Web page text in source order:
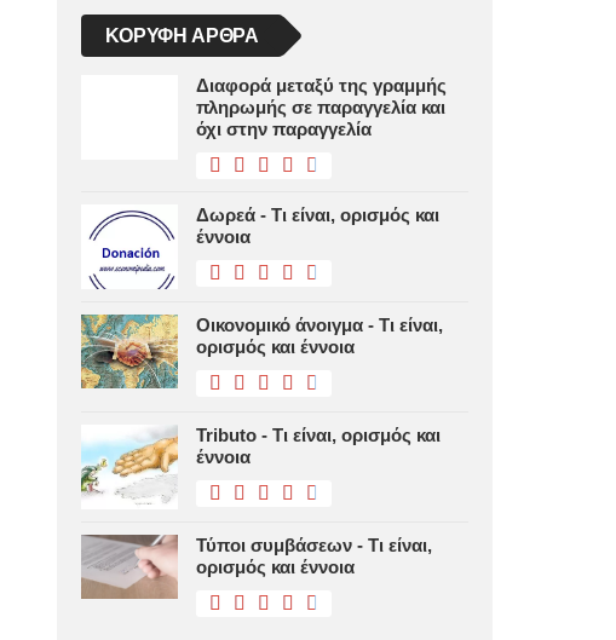
ΚΟΡΥΦΉ ΆΡΘΡΑ
Διαφορά μεταξύ της γραμμής
πληρωμής σε παραγγελία και
όχι στην παραγγελία
Δωρεά - Τι είναι, ορισμός και
έννοια
Οικονομικό άνοιγμα - Τι είναι,
ορισμός και έννοια
Tributo - Τι είναι, ορισμός και
έννοια
Τύποι συμβάσεων - Τι είναι,
ορισμός και έννοια